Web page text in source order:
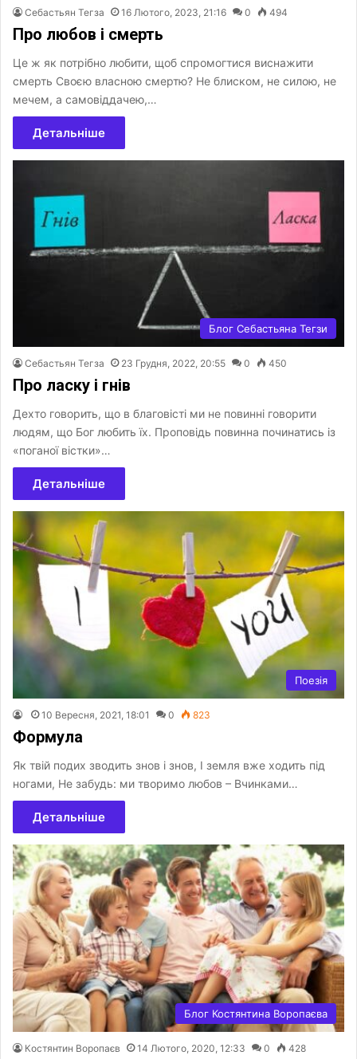
Себастьян Тегза 16 Лютого, 2023, 21:16 0 494
Про любов і смерть
Це ж як потрібно любити, щоб спромогтися виснажити
смерть Своєю власною смертю? Не блиском, не силою, не
мечем, а самовіддачею,…
Детальніше
Блог Себастьяна Тегзи
Себастьян Тегза 23 Грудня, 2022, 20:55 0 450
Про ласку і гнів
Дехто говорить, що в благовісті ми не повинні говорити
людям, що Бог любить їх. Проповідь повинна починатись із
«поганої вістки»…
Детальніше
Поезія
10 Вересня, 2021, 18:01 0 823
Формула
Як твій подих зводить знов і знов, І земля вже ходить під
ногами, Не забудь: ми творимо любов – Вчинками…
Детальніше
Блог Костянтина Воропаєва
Костянтин Воропаєв 14 Лютого, 2020, 12:33 0 428